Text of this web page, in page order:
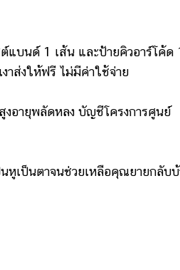
บนด์ 1 เส้น และป้ายคิวอาร์โค้ด
งาส่งให้ฟรี ไม่มีค่าใช้จ่าย
ายุพลัดหลง บัญชีโครงการศูนย์
หูเป็นตาจนช่วยเหลือคุณยายกลับ